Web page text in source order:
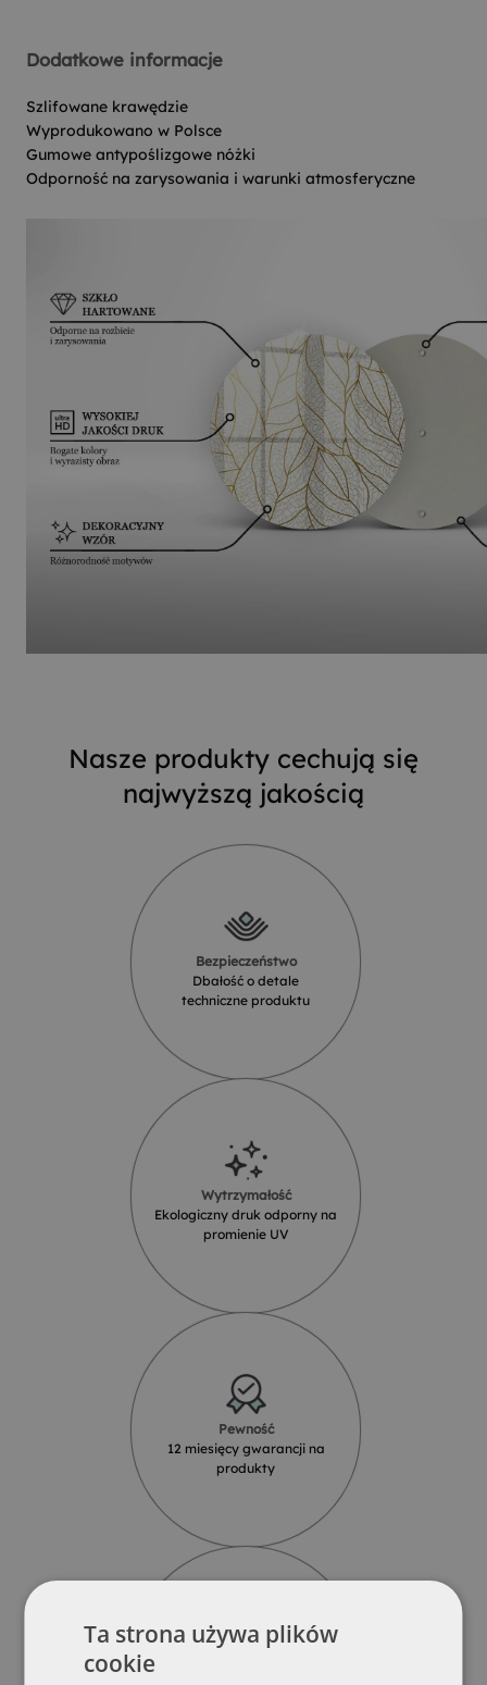
Dodatkowe informacje
Szlifowane krawędzie
Wyprodukowano w Polsce
Gumowe antypoślizgowe nóżki
Odporność na zarysowania i warunki atmosferyczne
Nasze produkty cechują się
najwyższą jakością
Bezpieczeństwo
Dbałość o detale
techniczne produktu
Wytrzymałość
Ekologiczny druk odporny na
promienie UV
Pewność
12 miesięcy gwarancji na
produkty
Ta strona używa plików
cookie